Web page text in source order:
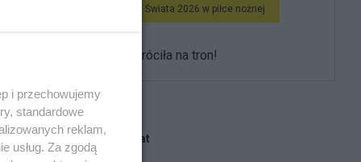
Mistrzostwa Świata 2026 w piłce nożnej
Hiszpania wróciła na tron!
Blogi na ten temat
i przechowujemy
standardowe
reklam,
usług. Za zgodą